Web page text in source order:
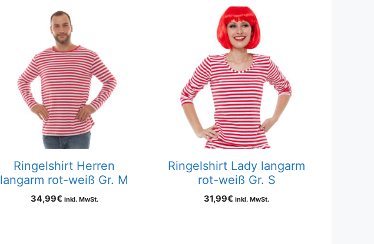
Ringelshirt Herren
langarm rot-weiß Gr. M
34,99€ inkl. MwSt.
Ringelshirt Lady langarm
rot-weiß Gr. S
31,99€ inkl. MwSt.